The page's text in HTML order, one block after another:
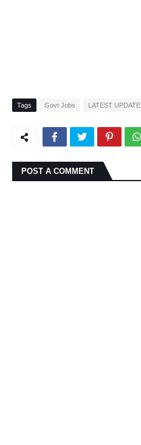
Tags Govt Jobs LATEST UPDATE
POST A COMMENT